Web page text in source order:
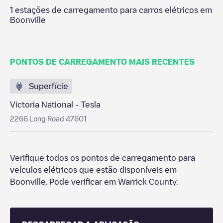
1 estações de carregamento para carros elétricos em
Boonville
PONTOS DE CARREGAMENTO MAIS RECENTES
Superfície
Victoria National - Tesla
2266 Long Road 47601
Verifique todos os pontos de carregamento para
veículos elétricos que estão disponíveis em
Boonville . Pode verificarem Warrick County.